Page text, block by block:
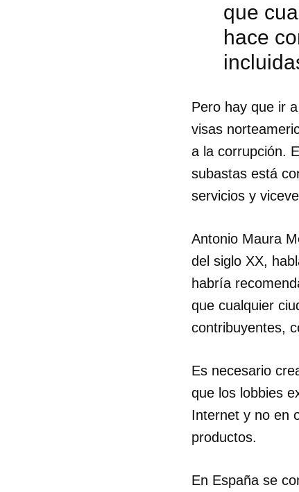
que
hace
Pero hay que ir
visas
a la corrupción.
subastas está
servicios y
Antonio Maura
del siglo XX,
habría
que cualquier
contribuyentes,
Es necesario
que los lobbies
Internet y no en
productos.
En España se